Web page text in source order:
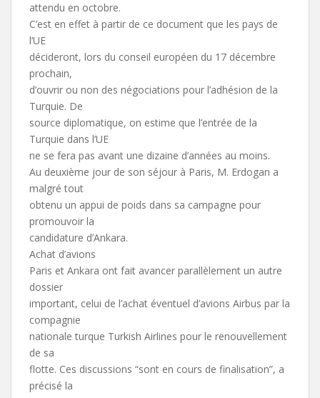
attendu en octobre.
C’est en effet à partir de ce document que les pays de
l’UE
décideront, lors du conseil européen du 17 décembre
prochain,
d’ouvrir ou non des négociations pour l’adhésion de la
Turquie. De
source diplomatique, on estime que l’entrée de la
Turquie dans l’UE
ne se fera pas avant une dizaine d’années au moins.
Au deuxième jour de son séjour à Paris, M. Erdogan a
malgré tout
obtenu un appui de poids dans sa campagne pour
promouvoir la
candidature d’Ankara.
Achat d’avions
Paris et Ankara ont fait avancer parallèlement un autre
dossier
important, celui de l’achat éventuel d’avions Airbus par la
compagnie
nationale turque Turkish Airlines pour le renouvellement
de sa
flotte. Ces discussions “sont en cours de finalisation”, a
précisé la